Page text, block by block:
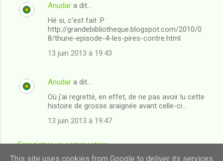
Anudar a dit…
Hé si, c'est fait :P :
http://grandebibliotheque.blogspot.com/2010/0
8/thune-episode-4-les-pires-contre.html
13 juin 2013 à 19:43
Anudar a dit…
Où j'ai regretté, en effet, de ne pas avoir lu cette
histoire de grosse araignée avant celle-ci...
13 juin 2013 à 19:47
Enregistrer un commentaire
This site uses cookies from Google to deliver its services